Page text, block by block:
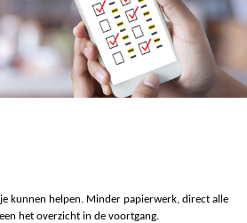
kunnen helpen. Minder papierwerk, direct alle
het overzicht in de voortgang.